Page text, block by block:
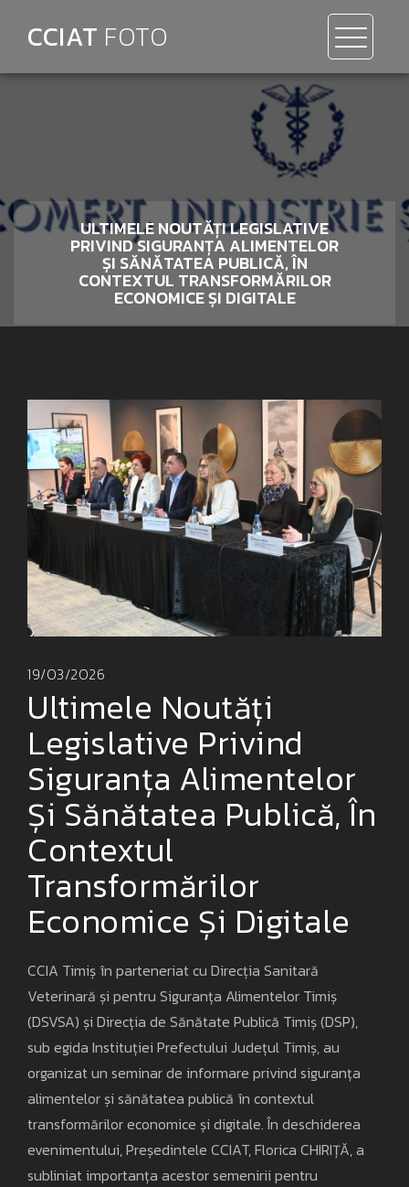
CCIAT FOTO
ULTIMELE NOUTĂȚI LEGISLATIVE
PRIVIND SIGURANȚA ALIMENTELOR
ȘI SĂNĂTATEA PUBLICĂ, ÎN
CONTEXTUL TRANSFORMĂRILOR
ECONOMICE ȘI DIGITALE
19/03/2026
Ultimele Noutăți
Legislative Privind
Siguranța Alimentelor
Și Sănătatea Publică, În
Contextul
Transformărilor
Economice Și Digitale
CCIA Timiș în parteneriat cu Direcția Sanitară
Veterinară și pentru Siguranța Alimentelor Timiș
(DSVSA) și Direcția de Sănătate Publică Timiș (DSP),
sub egida Instituției Prefectului Județul Timiș, au
organizat un seminar de informare privind siguranța
alimentelor și sănătatea publică în contextul
transformărilor economice și digitale. În deschiderea
evenimentului, Președintele CCIAT, Florica CHIRIȚĂ, a
subliniat importanța acestor semenirii pentru